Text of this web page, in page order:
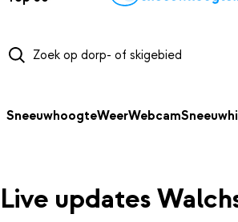
SneeuwhoogteWeerWebcam
Live updates